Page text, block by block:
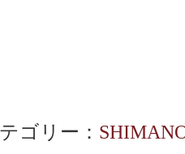
ゴリー：